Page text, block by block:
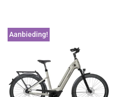
Aanbieding!